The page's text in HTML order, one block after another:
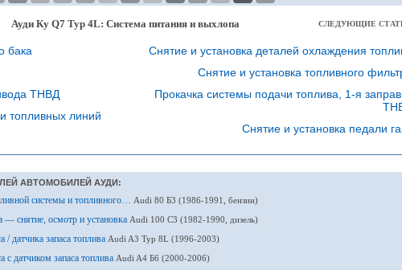
Ауди Ку Q7 Typ 4L: Система питания и выхлопа СЛЕДУЮЩИЕ
бака
ТНВД
топливных линий
Снятие и установка деталей охлаждения
Снятие и установка топливного
Прокачка системы подачи топлива, 1-я
Снятие и установка педали
АВТОМОБИЛЕЙ АУДИ:
системы и топливного… Audi 80 Б3 (1986-1991, бензин)
— снятие, осмотр и установка Audi 100 С3 (1982-1990, дизель)
/ датчика запаса топлива Audi A3 Typ 8L (1996-2003)
с датчиком запаса топлива Audi A4 Б6 (2000-2006)